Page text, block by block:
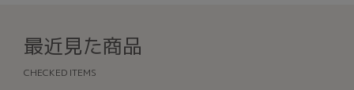
最近見た商品
CHECKED ITEMS